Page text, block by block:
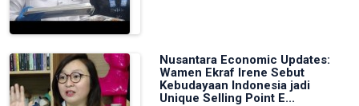
Nusantara Economic Updates:
Wamen Ekraf Irene Sebut
Kebudayaan Indonesia jadi
Unique Selling Point E...